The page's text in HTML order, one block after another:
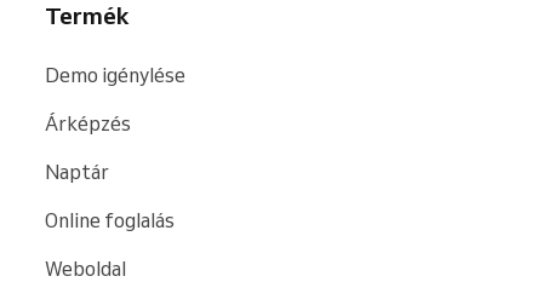
Termék
Demo igénylése
Árképzés
Naptár
Online foglalás
Weboldal